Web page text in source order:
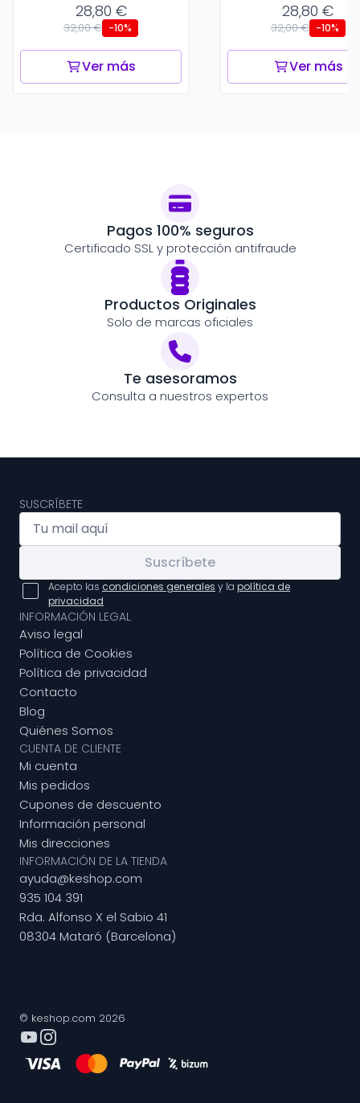
28,80 €
32,00 € -10%
Ver más
28,80 €
32,00 € -10%
Ver más
Pagos 100% seguros
Certificado SSL y protección antifraude
Productos Originales
Solo de marcas oficiales
Te asesoramos
Consulta a nuestros expertos
SUSCRÍBETE
Suscríbete
Acepto las condiciones generales y la política de
privacidad
INFORMACIÓN LEGAL
Aviso legal
Política de Cookies
Política de privacidad
Contacto
Blog
Quiénes Somos
CUENTA DE CLIENTE
Mi cuenta
Mis pedidos
Cupones de descuento
Información personal
Mis direcciones
INFORMACIÓN DE LA TIENDA
ayuda@keshop.com
935 104 391
Rda. Alfonso X el Sabio 41
08304 Mataró (Barcelona)
© keshop.com 2026